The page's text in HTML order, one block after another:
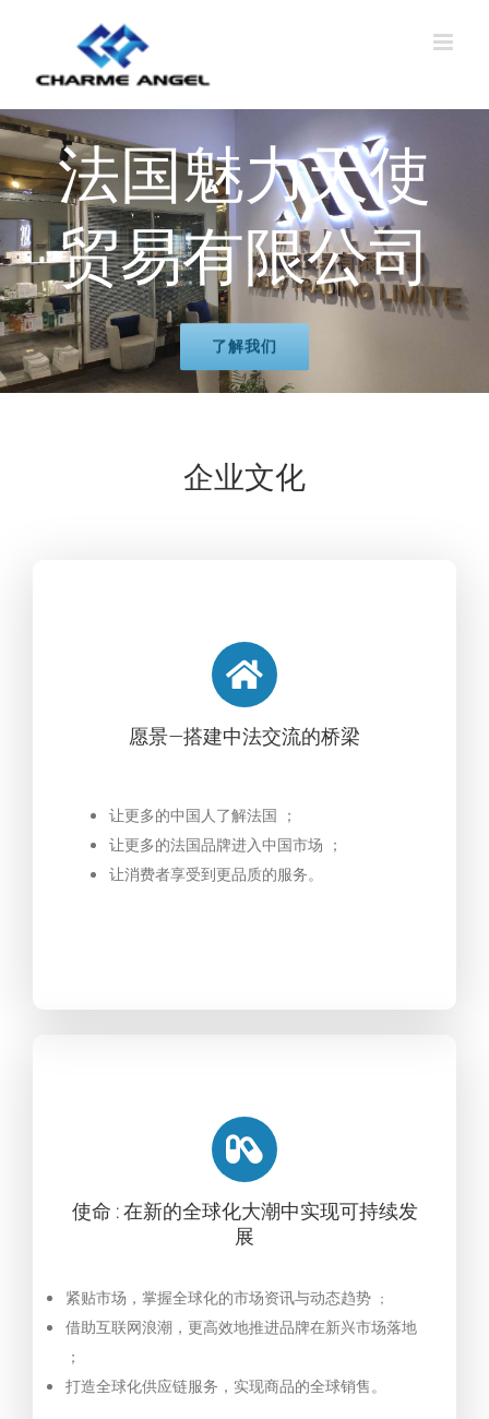
content
法国魅力天使
贸易有限公司
了解我们
企业文化
愿景—搭建中法交流的桥梁
让更多的中国人了解法国 ；
让更多的法国品牌进入中国市场 ；
让消费者享受到更品质的服务。
使命 : 在新的全球化大潮中实现可持续发
展
紧贴市场，掌握全球化的市场资讯与动态趋势 ；
借助互联网浪潮，更高效地推进品牌在新兴市场落地
；
打造全球化供应链服务，实现商品的全球销售。